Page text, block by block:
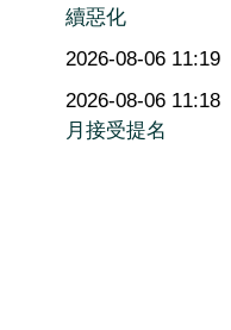
續惡化
2026-08-06 11:19
2026-08-06 11:18
月接受提名